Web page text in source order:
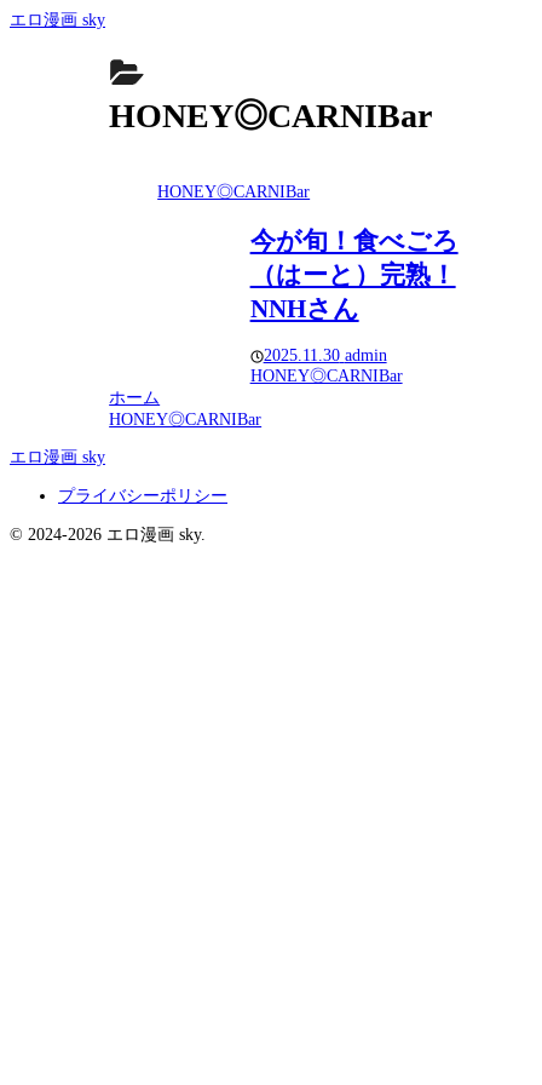
エロ漫画 sky
HONEY◎CARNIBar
HONEY◎CARNIBar
今が旬！食べごろ
（はーと）完熟！
NNHさん
2025.11.30 admin
HONEY◎CARNIBar
ホーム
HONEY◎CARNIBar
エロ漫画 sky
プライバシーポリシー
© 2024-2026 エロ漫画 sky.